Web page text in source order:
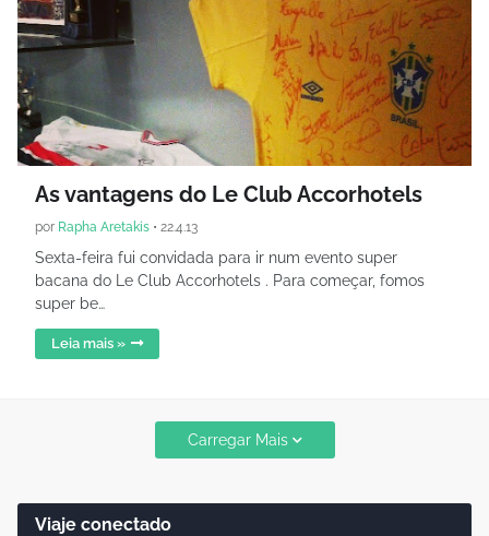
As vantagens do Le Club Accorhotels
por Rapha Aretakis • 22.4.13
Sexta-feira fui convidada para ir num evento super
bacana do Le Club Accorhotels . Para começar, fomos
super be…
Leia mais »
Carregar Mais
Viaje conectado